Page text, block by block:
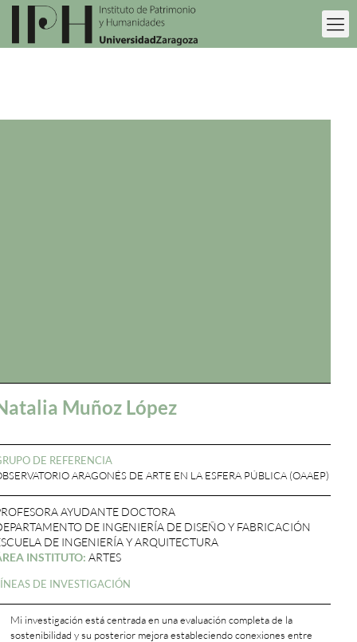
Muñoz López
DE REFERENCIA
ARAGONÉS DE ARTE EN LA ESFERA PÚBLICA (OAAEP)
AYUDANTE DOCTORA
DE INGENIERÍA DE DISEÑO Y FABRICACIÓN
DE INGENIERÍA Y ARQUITECTURA
INSTITUTO: ARTES
DE INVESTIGACIÓN
Mi investigación está centrada en una evaluación completa de la
sostenibilidad y su posterior mejora estableciendo conexiones entre